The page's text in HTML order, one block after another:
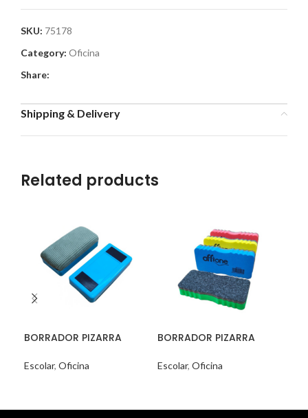
SKU: 75178
Category: Oficina
Share:
Shipping & Delivery
Related products
BORRADOR PIZARRA
Escolar, Oficina
BORRADOR PIZARRA
Escolar, Oficina